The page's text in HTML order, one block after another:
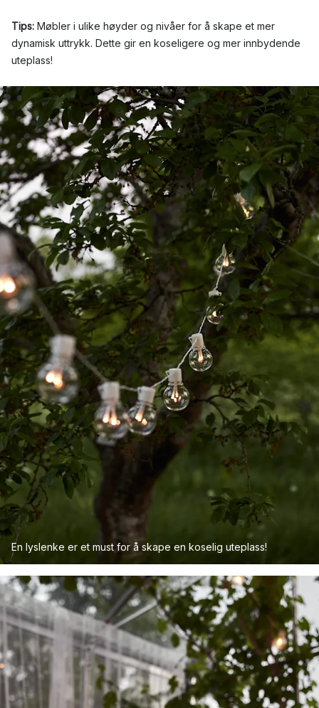
Tips: Møbler i ulike høyder og nivåer for å skape et mer
dynamisk uttrykk. Dette gir en koseligere og mer innbydende
uteplass!
En lyslenke er et must for å skape en koselig uteplass!